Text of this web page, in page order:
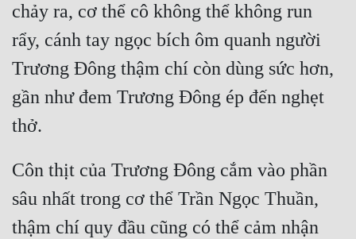
chảy ra, cơ thể cô không thể không run
rẩy, cánh tay ngọc bích ôm quanh người
Trương Đông thậm chí còn dùng sức hơn,
gần như đem Trương Đông ép đến nghẹt
Côn thịt của Trương Đông cắm vào phần
sâu nhất trong cơ thể Trần Ngọc Thuần,
thậm chí quy đầu cũng có thể cảm nhận